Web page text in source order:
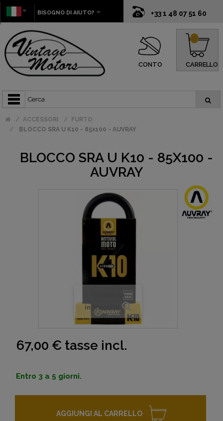
+33 1 48 07 51 60
BISOGNO DI AIUTO?
CONTO CARRELLO
0
ACCESSORI
FURTO
BLOCCO SRA U K10 - 85x100 - AUVRAY
BLOCCO SRA U K10 - 85X100 -
AUVRAY
Visualizza
ingrandito
67,00 € tasse incl.
Entro 3 a 5 giorni.
AGGIUNGI AL CARRELLO